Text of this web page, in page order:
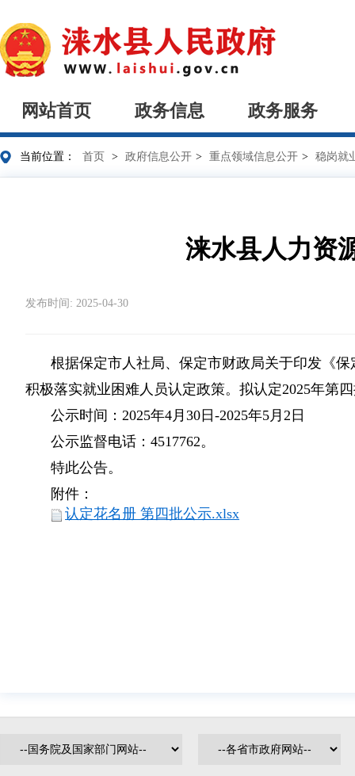
网站首页 政务信息 政务服务
当前位置： 首页 > 政府信息公开 > 重点领域信息公开 > 稳岗就
涞水县人力资
发布时间: 2025-04-30
根据保定市人社局、保定市财政局关于印发《
积极落实就业困难人员认定政策。拟认定2025年第
公示时间：2025年4月30 日-2025年5月2日
公示监督电话：4517762。
特此公告。
附件：
认定花名册 第四批公示.xlsx